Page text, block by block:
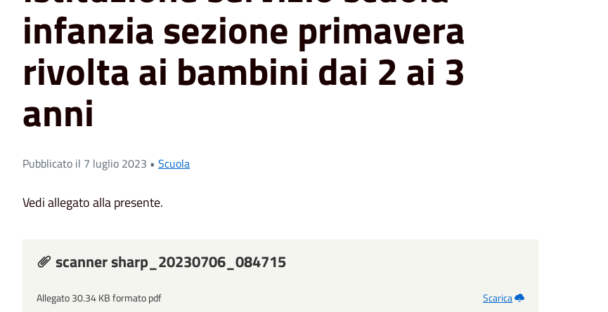
infanzia sezione primavera
rivolta ai bambini dai 2 ai 3
anni
Pubblicato il 7 luglio 2023 • Scuola
Vedi allegato alla presente.
scanner sharp_20230706_084715
Allegato 30.34 KB formato pdf Scarica